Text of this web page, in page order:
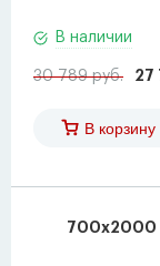
В наличии
30 789 руб. 27
В корзину
700х2000